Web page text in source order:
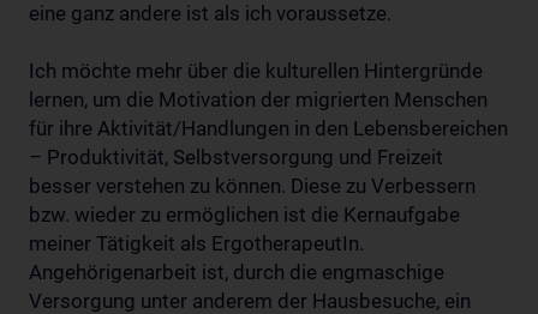
eine ganz andere ist als ich voraussetze.
Ich möchte mehr über die kulturellen Hintergründe
lernen, um die Motivation der migrierten Menschen
für ihre Aktivität/Handlungen in den Lebensbereichen
– Produktivität, Selbstversorgung und Freizeit
besser verstehen zu können. Diese zu Verbessern
bzw. wieder zu ermöglichen ist die Kernaufgabe
meiner Tätigkeit als ErgotherapeutIn.
Angehörigenarbeit ist, durch die engmaschige
Versorgung unter anderem der Hausbesuche, ein